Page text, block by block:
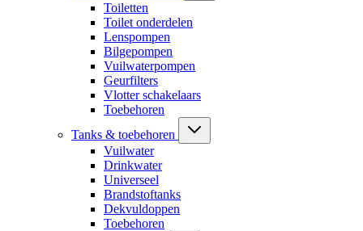
Toiletten
Toilet onderdelen
Lenspompen
Bilgepompen
Vuilwaterpompen
Geurfilters
Vlotter schakelaars
Toebehoren
Tanks & toebehoren
Vuilwater
Drinkwater
Universeel
Brandstoftanks
Dekvuldoppen
Toebehoren